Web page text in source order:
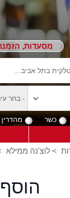
מסעדות,
כשר מהדרין
> לוצ'נה ממילא